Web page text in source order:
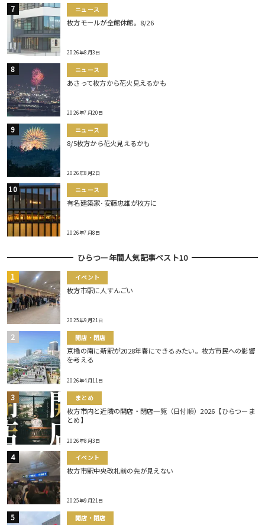
ニュース
枚方モールが全館休館。8/26
2026年8月3日
ニュース
あさって枚方から花火見えるかも
2026年7月20日
ニュース
8/5枚方から花火見えるかも
2026年8月2日
ニュース
有名建築家･安藤忠雄が枚方に
2026年7月8日
ひらつー年間人気記事ベスト10
イベント
枚方市駅に人すんごい
2025年9月21日
開店・閉店
京橋の南に新駅が2028年春にできるみたい。枚方市民への影響
を考える
2026年4月11日
まとめ
枚方市内と近隣の開店・閉店一覧（日付順）2026【ひらつーま
とめ】
2026年8月3日
イベント
枚方市駅中央改札前の先が見えない
2025年9月21日
開店・閉店